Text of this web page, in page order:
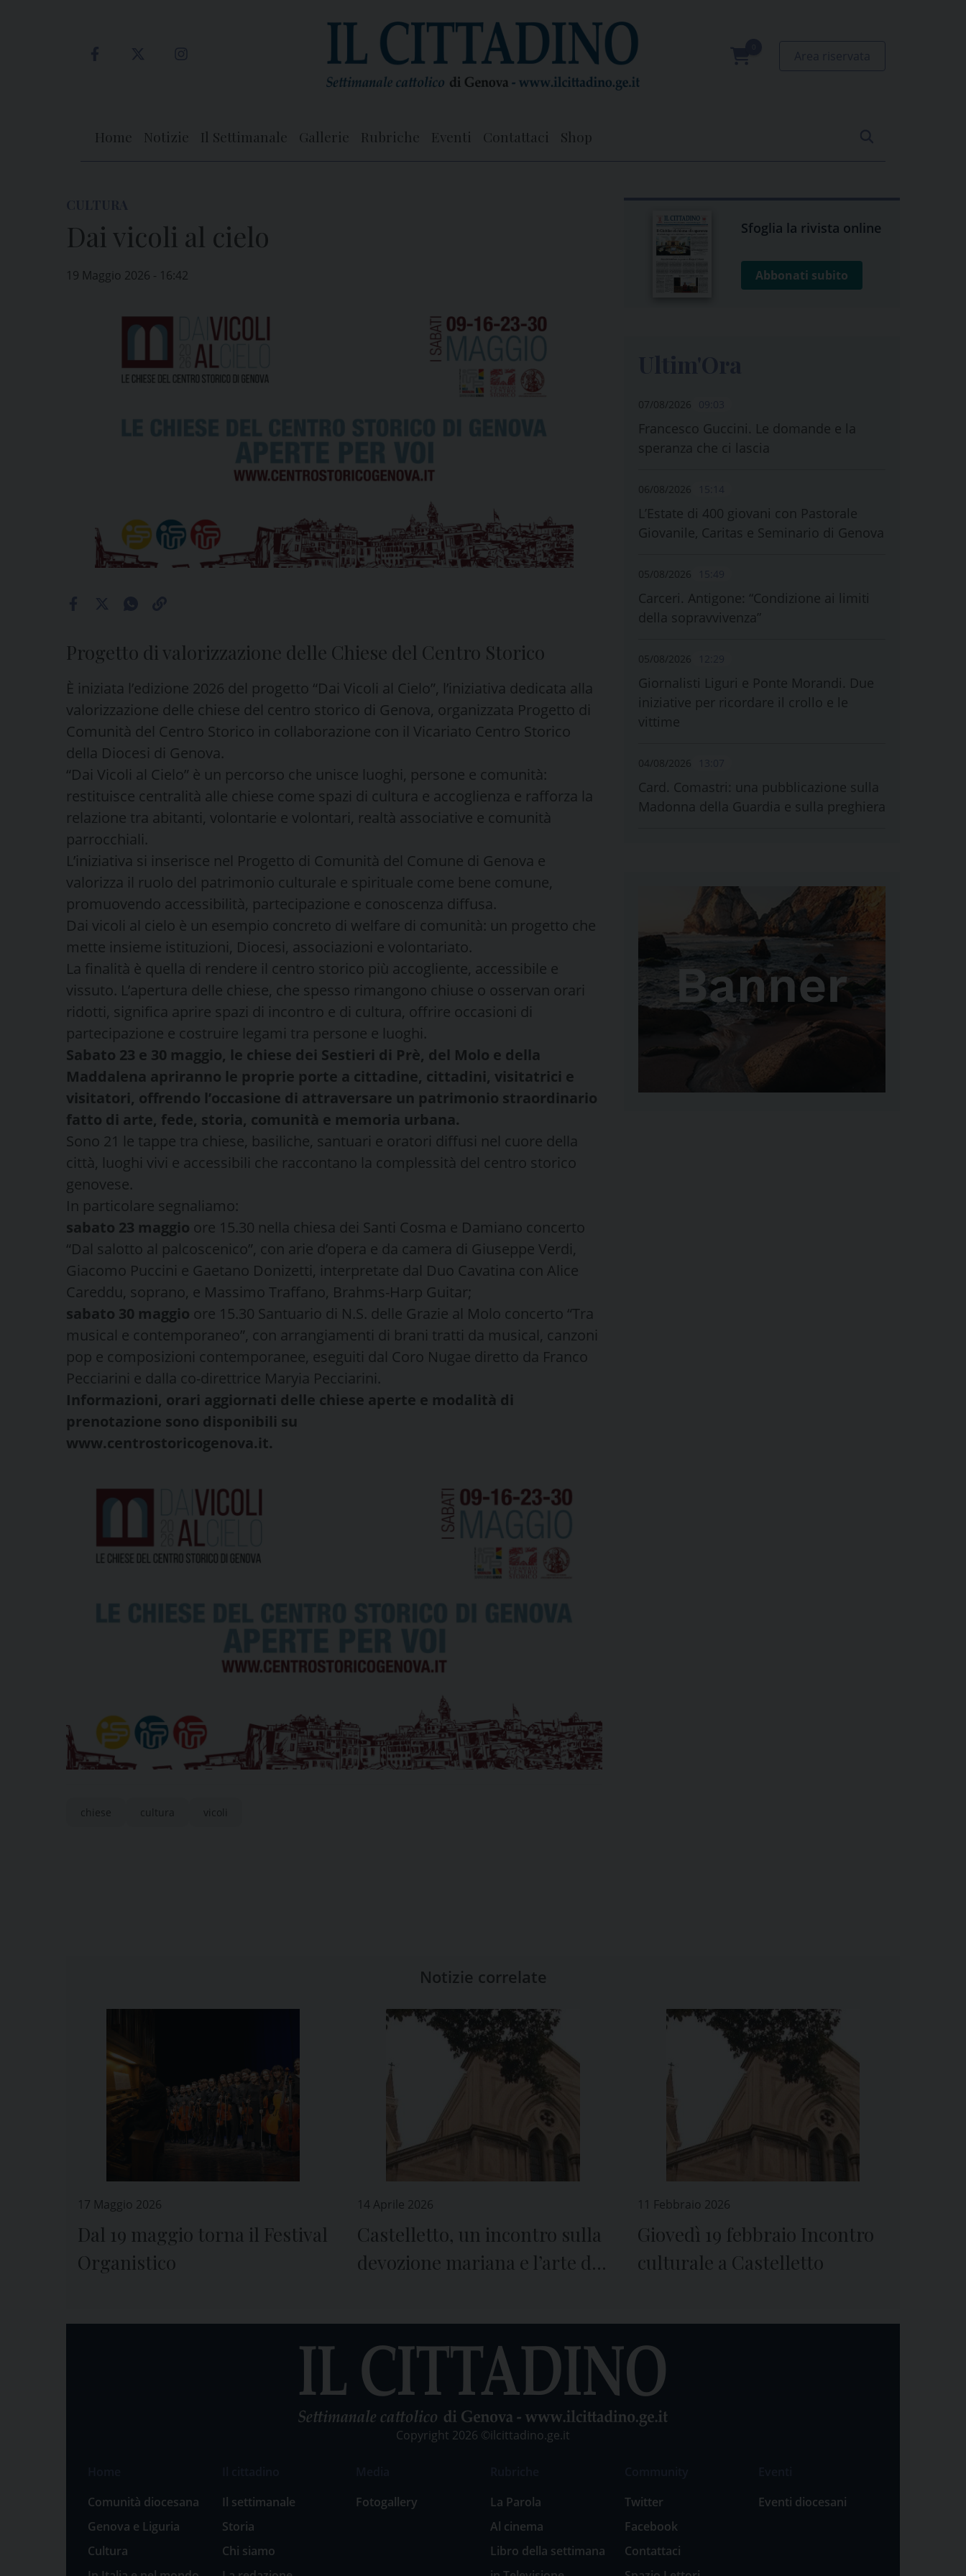
Home Notizie Il Settimanale Gallerie Rubriche Eventi Contattaci Shop
Dai vicoli al cielo
19 Maggio 2026 - 16:42
Progetto di valorizzazione delle Chiese del Centro Storico
È iniziata l’edizione 2026 del progetto “Dai Vicoli al Cielo”, l’iniziativa dedicata alla
valorizzazione delle chiese del centro storico di Genova, organizzata Progetto di
Comunità del Centro Storico in collaborazione con il Vicariato Centro Storico
della Diocesi di Genova.
“Dai Vicoli al Cielo” è un percorso che unisce luoghi, persone e comunità:
restituisce centralità alle chiese come spazi di cultura e accoglienza e rafforza la
relazione tra abitanti, volontarie e volontari, realtà associative e comunità
parrocchiali.
L’iniziativa si inserisce nel Progetto di Comunità del Comune di Genova e
valorizza il ruolo del patrimonio culturale e spirituale come bene comune,
promuovendo accessibilità, partecipazione e conoscenza diffusa.
Dai vicoli al cielo è un esempio concreto di welfare di comunità: un progetto che
mette insieme istituzioni, Diocesi, associazioni e volontariato.
La finalità è quella di rendere il centro storico più accogliente, accessibile e
vissuto. L’apertura delle chiese, che spesso rimangono chiuse o osservan orari
ridotti, significa aprire spazi di incontro e di cultura, offrire occasioni di
partecipazione e costruire legami tra persone e luoghi.
Sabato 23 e 30 maggio, le chiese dei Sestieri di Prè, del Molo e della
Maddalena apriranno le proprie porte a cittadine, cittadini, visitatrici e
visitatori, offrendo l’occasione di attraversare un patrimonio straordinario
fatto di arte, fede, storia, comunità e memoria urbana.
Sono 21 le tappe tra chiese, basiliche, santuari e oratori diffusi nel cuore della
città, luoghi vivi e accessibili che raccontano la complessità del centro storico
genovese.
In particolare segnaliamo:
sabato 23 maggio ore 15.30 nella chiesa dei Santi Cosma e Damiano concerto
“Dal salotto al palcoscenico”, con arie d’opera e da camera di Giuseppe Verdi,
Giacomo Puccini e Gaetano Donizetti, interpretate dal Duo Cavatina con Alice
Careddu, soprano, e Massimo Traffano, Brahms-Harp Guitar;
sabato 30 maggio ore 15.30 Santuario di N.S. delle Grazie al Molo concerto “Tra
musical e contemporaneo”, con arrangiamenti di brani tratti da musical, canzoni
pop e composizioni contemporanee, eseguiti dal Coro Nugae diretto da Franco
Pecciarini e dalla co-direttrice Maryia Pecciarini.
Informazioni, orari aggiornati delle chiese aperte e modalità di
prenotazione sono disponibili su
www.centrostoricogenova.it.
chiese cultura vicoli
Sfoglia la rivista online
Abbonati subito
07/08/2026
Francesco Guccini. Le domande e la
speranza che ci lascia
06/08/2026
L’Estate di 400 giovani con Pastorale
Giovanile, Caritas e Seminario di Genova
05/08/2026
Carceri. Antigone: “Condizione ai limiti
della sopravvivenza”
05/08/2026
Giornalisti Liguri e Ponte Morandi. Due
iniziative per ricordare il crollo e le
vittime
04/08/2026
Card. Comastri: una pubblicazione sulla
Madonna della Guardia e sulla preghiera
Notizie correlate
17 Maggio 2026
Dal 19 maggio torna il Festival
Organistico
14 Aprile 2026
Castelletto, un incontro sulla
devozione mariana e l’arte di
11 Febbraio 2026
Giovedì 19 febbraio Incontro
culturale a Castelletto
Copyright 2026 ©ilcittadino.ge.it
Comunità diocesana
Genova e Liguria
Cultura
Il settimanale
Storia
Chi siamo
Fotogallery
La Parola
Al cinema
Libro della settimana
Twitter
Facebook
Contattaci
Eventi diocesani